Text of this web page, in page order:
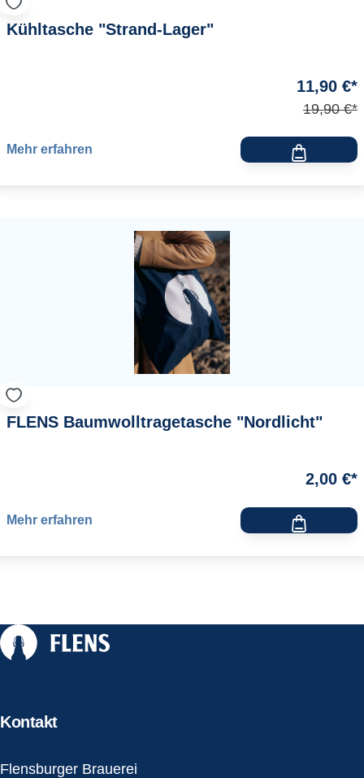
Kühltasche "Strand-Lager"
11,90 €*
19,90 €*
Mehr erfahren
FLENS Baumwolltragetasche "Nordlicht"
2,00 €*
Mehr erfahren
Kontakt
Flensburger Brauerei